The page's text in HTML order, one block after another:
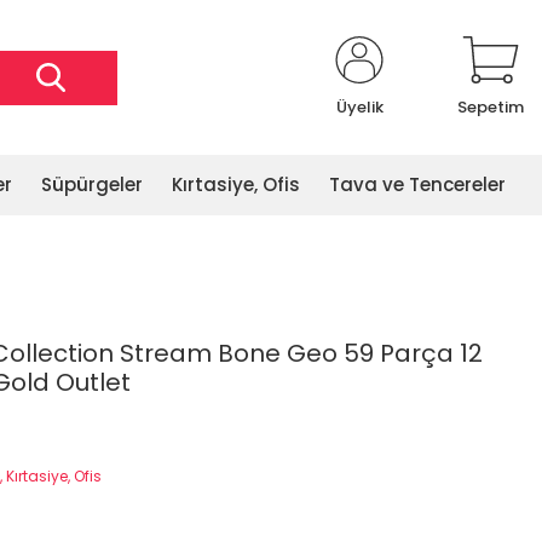
Üyelik Sepetim
Süpürgeler Kırtasiye, Ofis Tava ve Tencereler
Stream Bone Geo 59 Parça 12
Outlet
Ofis